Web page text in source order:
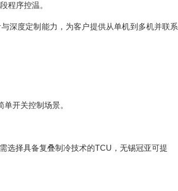
程序控温。
深度定制能力，为客户提供从单机到多机并联系
开关控制场景。
选择具备复叠制冷技术的TCU，无锡冠亚可提